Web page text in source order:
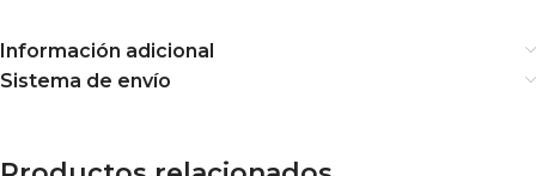
Información adicional
Sistema de envío